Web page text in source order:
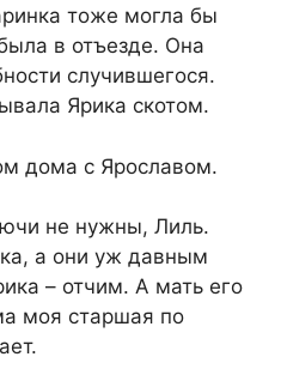
тоже могла бы
в отъезде. Она
случившегося.
Ярика скотом.
дома с Ярославом.
не нужны, Лиль.
а они уж давным
– отчим. А мать его
моя старшая по